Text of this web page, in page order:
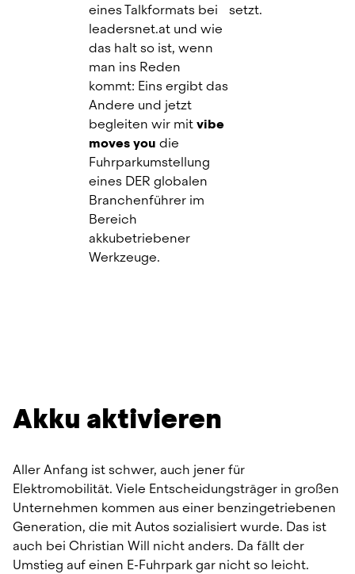
eines Talkformats bei
leadersnet.at und wie
das halt so ist, wenn
man ins Reden
kommt: Eins ergibt das
Andere und jetzt
begleiten wir mit vibe
moves you die
Fuhrparkumstellung
eines DER globalen
Branchenführer im
Bereich
akkubetriebener
Werkzeuge.
setzt.
Akku aktivieren
Aller Anfang ist schwer, auch jener für
Elektromobilität. Viele Entscheidungsträger in großen
Unternehmen kommen aus einer benzingetriebenen
Generation, die mit Autos sozialisiert wurde. Das ist
auch bei Christian Will nicht anders. Da fällt der
Umstieg auf einen E-Fuhrpark gar nicht so leicht.